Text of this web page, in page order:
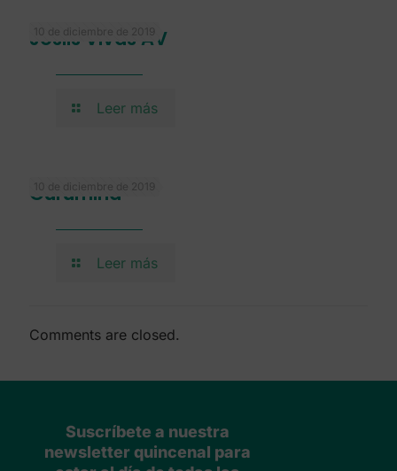
10 de diciembre de 2019
Joslis Vivas AV
Leer más
10 de diciembre de 2019
Gurumind
Leer más
Comments are closed.
Suscríbete a nuestra
newsletter quincenal para